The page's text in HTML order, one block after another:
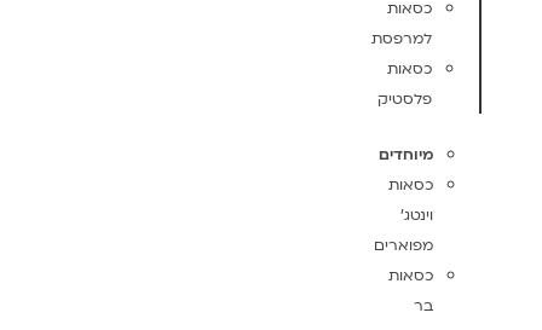
כסאות
למרפסת
כסאות
פלסטיק
מיוחדים
כסאות
וינטג'
מפוארים
כסאות
בר